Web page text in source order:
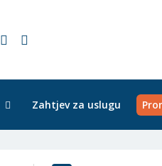
Zahtjev za uslugu